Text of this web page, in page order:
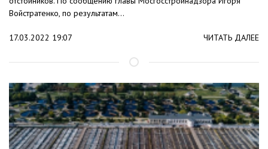
Войстратенко, по результатам...
17.03.2022 19:07 ЧИТАТЬ ДАЛЕЕ